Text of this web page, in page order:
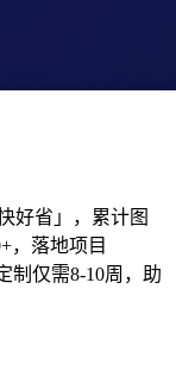
好省」，累计图
，落地项目
制仅需8-10周，助